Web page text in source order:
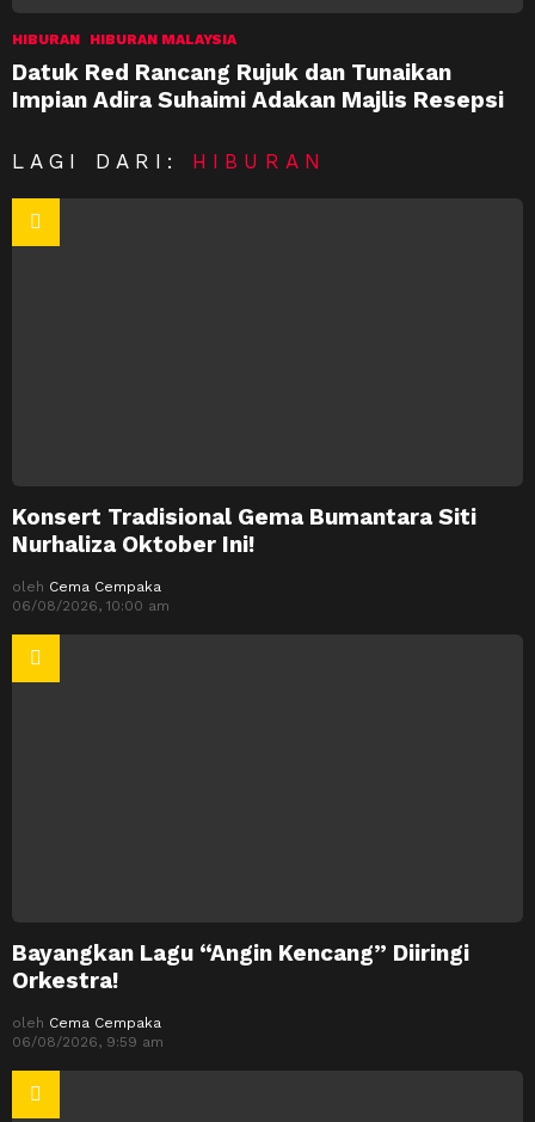
HIBURAN HIBURAN MALAYSIA
Datuk Red Rancang Rujuk dan Tunaikan
Impian Adira Suhaimi Adakan Majlis Resepsi
LAGI DARI: HIBURAN
Konsert Tradisional Gema Bumantara Siti
Nurhaliza Oktober Ini!
oleh Cema Cempaka
06/08/2026, 10:00 am
Bayangkan Lagu “Angin Kencang” Diiringi
Orkestra!
oleh Cema Cempaka
06/08/2026, 9:59 am